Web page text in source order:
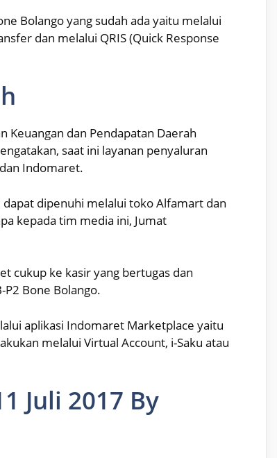
Bolango yang sudah ada yaitu melalui
dan melalui QRIS (Quick Response
Keuangan dan Pendapatan Daerah
saat ini layanan penyaluran
Indomaret.
dipenuhi melalui toko Alfamart dan
kepada tim media ini, Jumat
cukup ke kasir yang bertugas dan
Bone Bolango.
aplikasi Indomaret Marketplace yaitu
melalui Virtual Account, i-Saku atau
Juli 2017 By